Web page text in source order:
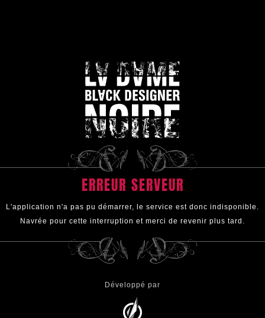
ERREUR SERVEUR
L'application n'a pas pu démarrer, le service est donc indisponible.
Navrée pour cette interruption et merci de revenir plus tard.
Développé par